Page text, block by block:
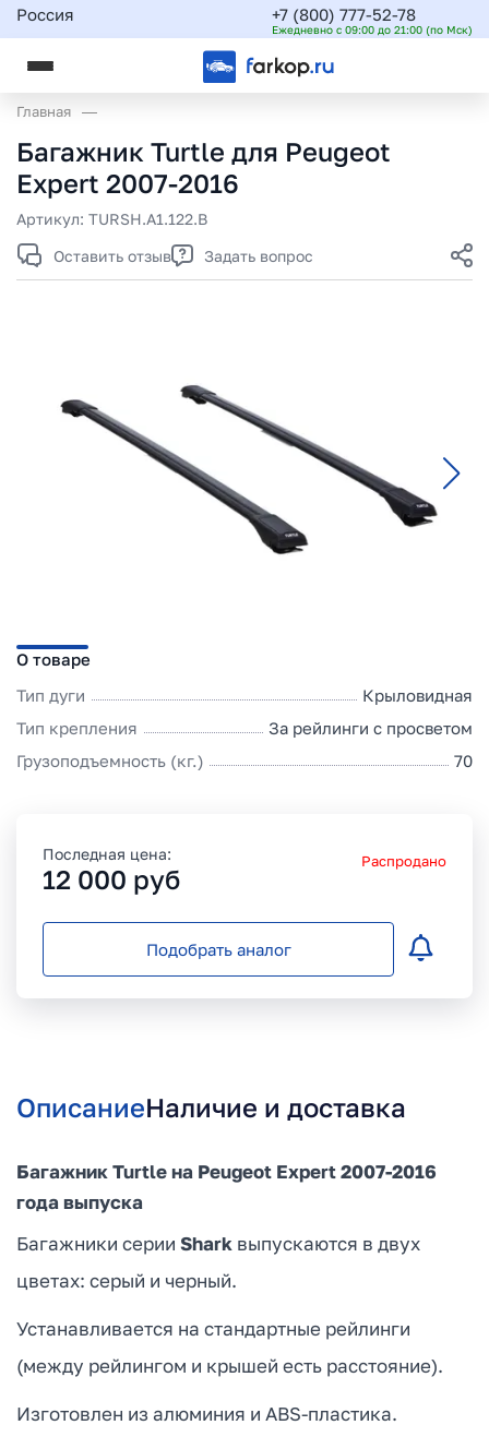
Россия +7 (800) 777-52-78
Ежедневно с 09:00 до 21:00 (по Мск)
Главная
Багажник Turtle для Peugeot
Expert 2007-2016
Артикул: TURSH.A1.122.B
Оставить отзыв
Задать вопрос
О товаре
Тип дуги
Крыловидная
Тип крепления
За рейлинги с просветом
Грузоподъемность (кг.)
70
Последная цена:
12 000 руб
Распродано
Подобрать аналог
ОписаниеНаличие и доставка
Багажник Turtle на Peugeot Expert 2007-2016
года выпуска
Багажники серии Shark выпускаются в двух
цветах: серый и черный.
Устанавливается на стандартные рейлинги
(между рейлингом и крышей есть расстояние).
Изготовлен из алюминия и ABS-пластика.